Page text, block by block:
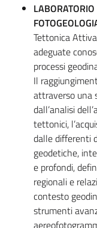
Tettonica
adeguate
processi
Il
attraverso una
dall’analisi
tettonici,
dalle differenti
geodetiche,
e profondi,
regionali e
contesto
strumenti